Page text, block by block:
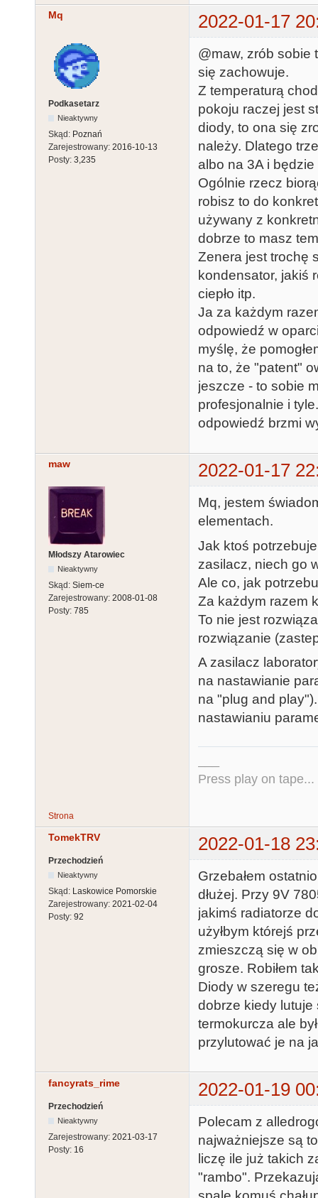
Mq 2022-01-17
Podkasetarz
Nieaktywny
Skąd: Poznań
Zarejestrowany: 2016-10-13
Posty: 3,235
@maw, zrób sobie
się zachowuje.
Z temperaturą
pokoju raczej jest
diody, to ona się
należy. Dlatego
albo na 3A i
Ogólnie rzecz
robisz to do
używany z
dobrze to masz
Zenera jest trochę
kondensator, jakiś
ciepło itp.
Ja za każdym
odpowiedź w
myślę, że
na to, że "patent"
jeszcze - to sobie
profesjonalnie i
odpowiedź brzmi
maw 2022-01-17
Młodszy Atarowiec
Nieaktywny
Skąd: Siem-ce
Zarejestrowany: 2008-01-08
Posty: 785
Mq, jestem
elementach.
Jak ktoś
zasilacz, niech go
Ale co, jak
Za każdym razem
To nie jest
rozwiązanie
A zasilacz
na nastawianie
na "plug and
nastawianiu
Press play on tape...
Strona
TomekTRV 2022-01-18
Przechodzień
Nieaktywny
Skąd: Laskowice Pomorskie
Zarejestrowany: 2021-02-04
Posty: 92
Grzebałem
dłużej. Przy 9V
jakimś radiatorze
użyłbym którejś
zmieszczą się w
grosze. Robiłem
Diody w szeregu
dobrze kiedy lutuje
termokurcza ale
przylutować je na
fancyrats_rime 2022-01-19
Przechodzień
Nieaktywny
Zarejestrowany: 2021-03-17
Posty: 16
Polecam z
najważniejsze są
liczę ile już takich
"rambo".